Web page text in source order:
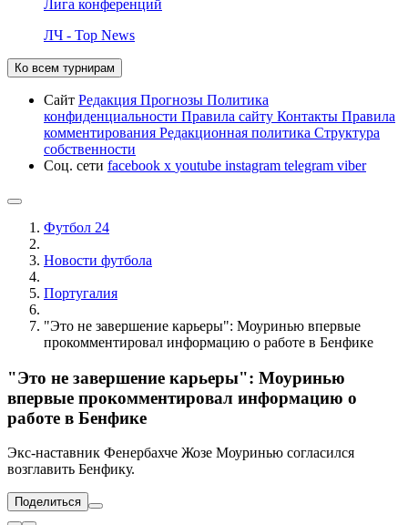
Лига конференций
ЛЧ - Top News
Ко всем турнирам
Сайт Редакция Прогнозы Политика
конфиденциальности Правила сайту Контакты Правила
комментирования Редакционная политика Структура
собственности
Соц. сети facebook x youtube instagram telegram viber
Футбол 24
Новости футбола
Португалия
"Это не завершение карьеры": Моуринью впервые
прокомментировал информацию о работе в Бенфике
"Это не завершение карьеры": Моуринью
впервые прокомментировал информацию о
работе в Бенфике
Экс-наставник Фенербахче Жозе Моуринью согласился
возглавить Бенфику.
Поделиться